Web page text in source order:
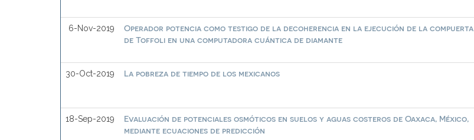
6-Nov-2019
Operador potencia como testigo de la decoherencia en la ejecución de la compuerta
de Toffoli en una computadora cuántica de diamante
30-Oct-2019 La pobreza de tiempo de los mexicanos
18-Sep-2019
Evaluación de potenciales osmóticos en suelos y aguas costeros de Oaxaca, México,
mediante ecuaciones de predicción